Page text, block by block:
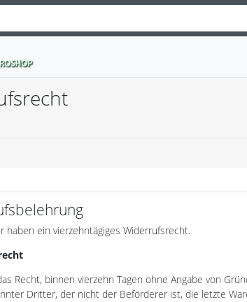
haben ein vierzehntägiges Widerrufsrecht.
Recht, binnen vierzehn Tagen ohne Angabe von
Dritter, der nicht der Beförderer ist, die letzte